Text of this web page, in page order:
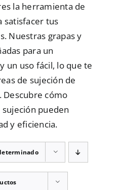
la herramienta de
satisfacer tus
Nuestras grapas y
para un
un uso fácil, lo que te
de sujeción de
Descubre cómo
pueden
y eficiencia.